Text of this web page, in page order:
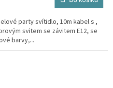
party svítidlo, 10m kabel s ,
svitem se závitem E12, se
barvy,...